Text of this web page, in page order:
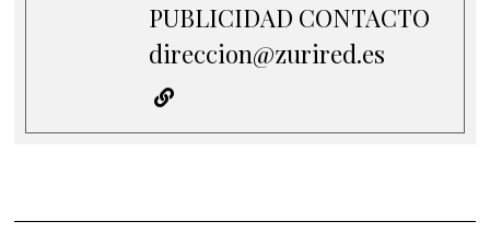
PUBLICIDAD CONTACTO
direccion@zurired.es